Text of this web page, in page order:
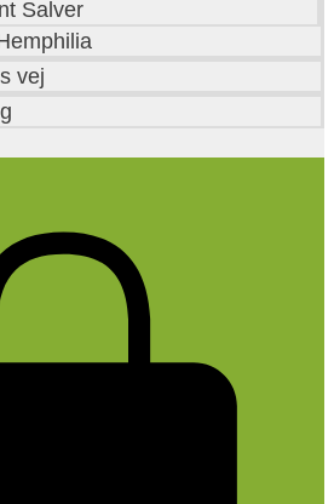
Salver
vej